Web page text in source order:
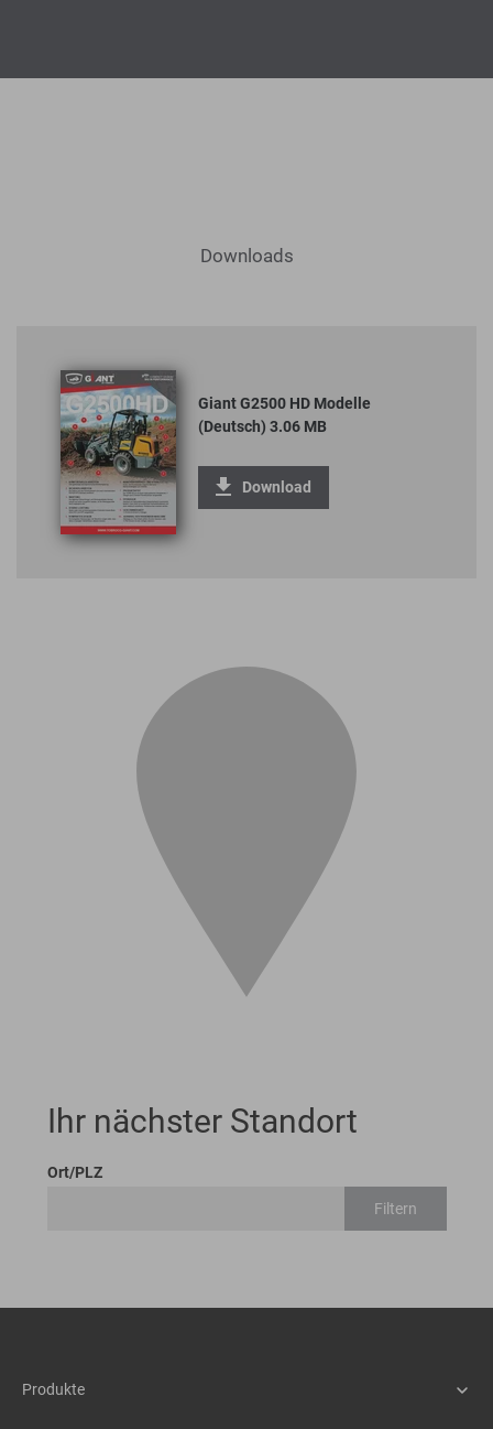
Downloads
Giant G2500 HD Modelle
(Deutsch) 3.06 MB
Download
Ihr nächster Standort
Ort/PLZ
Filtern
Produkte